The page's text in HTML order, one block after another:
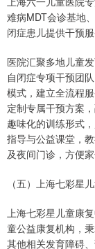
难病MDT会诊基地
闭症患儿提供干预服
医院汇聚多地儿童
自闭症专项干预团
模式，建立全流程
定制专属干预方案
趣味化的训练形式
指导与公益课堂，
及夜间门诊，方便
（五）上海七彩星
上海七彩星儿童康
童公益康复机构，
其他相关发育障碍